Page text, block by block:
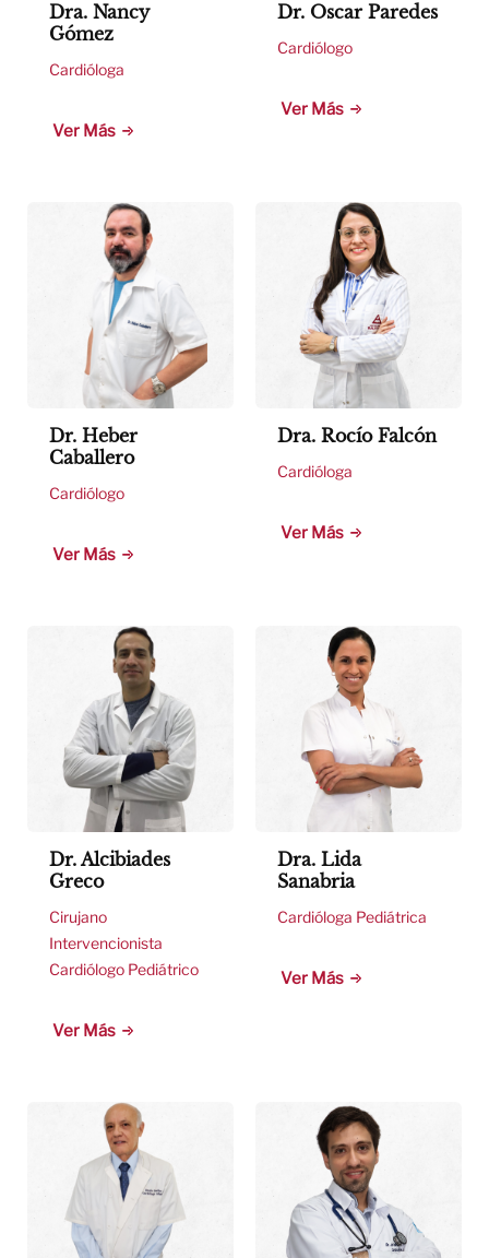
Dra. Nancy
Gómez
Cardióloga
Ver Más
Dr. Oscar Paredes
Cardiólogo
Ver Más
Dr. Heber
Caballero
Cardiólogo
Ver Más
Dra. Rocío Falcón
Cardióloga
Ver Más
Dr. Alcibiades
Greco
Cirujano
Intervencionista
Cardiólogo Pediátrico
Ver Más
Dra. Lida
Sanabria
Cardióloga Pediátrica
Ver Más